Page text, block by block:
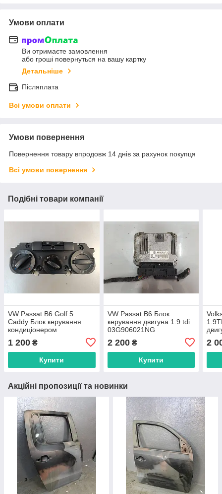
Умови оплати
Ви отримаєте замовлення
або гроші повернуться на вашу картку
Детальніше
Післяплата
Всі умови оплати
Умови повернення
Повернення товару впродовж 14 днів за рахунок покупця
Всі умови повернення
Подібні товари компанії
VW Passat B6 Golf 5
Caddy Блок керування
кондиціонером
1 200 ₴
Купити
VW Passat B6 Блок
керування двигуна 1.9 tdi
03G906021NG
2 200₴
Купити
2
Акційні пропозиції та новинки